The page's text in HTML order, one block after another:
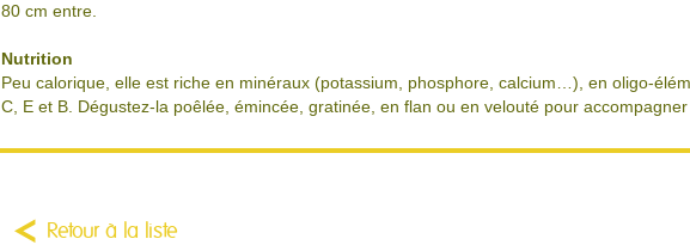
80 cm entre.
Nutrition
Peu calorique, elle est riche en minéraux (potassium, phosphore, calcium…), en oligo-
C, E et B. Dégustez-la poêlée, émincée, gratinée, en flan ou en velouté pour accompagner
Retour à la liste